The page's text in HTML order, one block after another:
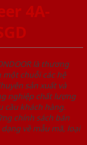
4A-
là thương
chuỗi các hệ
sản xuất và
nghiệp chất lượng
cầu khách hàng.
chính sách bán
về mẫu mã, loại